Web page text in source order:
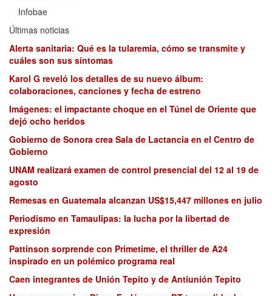
Infobae
Últimas noticias
Alerta sanitaria: Qué es la tularemia, cómo se transmite y
cuáles son sus síntomas
Karol G reveló los detalles de su nuevo álbum:
colaboraciones, canciones y fecha de estreno
Imágenes: el impactante choque en el Túnel de Oriente que
dejó ocho heridos
Gobierno de Sonora crea Sala de Lactancia en el Centro de
Gobierno
UNAM realizará examen de control presencial del 12 al 19 de
agosto
Remesas en Guatemala alcanzan US$15,447 millones en julio
Periodismo en Tamaulipas: la lucha por la libertad de
expresión
Pattinson sorprende con Primetime, el thriller de A24
inspirado en un polémico programa real
Caen integrantes de Unión Tepito y de Antiunión Tepito